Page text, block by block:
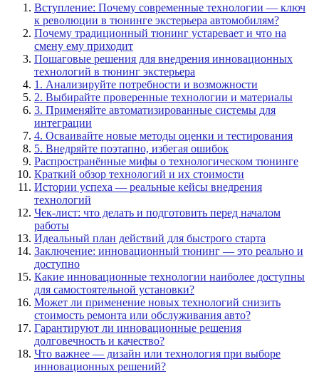
Вступление: Почему современные технологии — ключ
к революции в тюнинге экстерьера автомобилям?
Почему традиционный тюнинг устаревает и что на
смену ему приходит
Пошаговые решения для внедрения инновационных
технологий в тюнинг экстерьера
1. Анализируйте потребности и возможности
2. Выбирайте проверенные технологии и материалы
3. Применяйте автоматизированные системы для
интеграции
4. Осваивайте новые методы оценки и тестирования
5. Внедряйте поэтапно, избегая ошибок
Распространённые мифы о технологическом тюнинге
Краткий обзор технологий и их стоимости
Истории успеха — реальные кейсы внедрения
технологий
Чек-лист: что делать и подготовить перед началом
работы
Идеальный план действий для быстрого старта
Заключение: инновационный тюнинг — это реально и
доступно
Какие инновационные технологии наиболее доступны
для самостоятельной установки?
Может ли применение новых технологий снизить
стоимость ремонта или обслуживания авто?
Гарантируют ли инновационные решения
долговечность и качество?
Что важнее — дизайн или технология при выборе
инновационных решений?